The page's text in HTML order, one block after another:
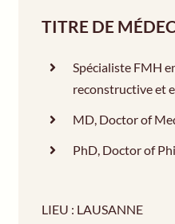
TITRE DE
Spécialiste FMH
reconstructive et
MD, Doctor of
PhD, Doctor of
LIEU : LAUSANNE